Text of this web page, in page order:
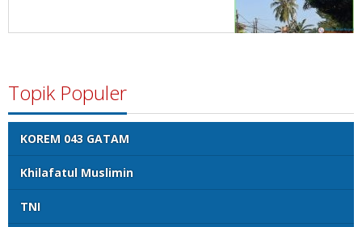
Topik Populer
KOREM 043 GATAM
Khilafatul Muslimin
TNI